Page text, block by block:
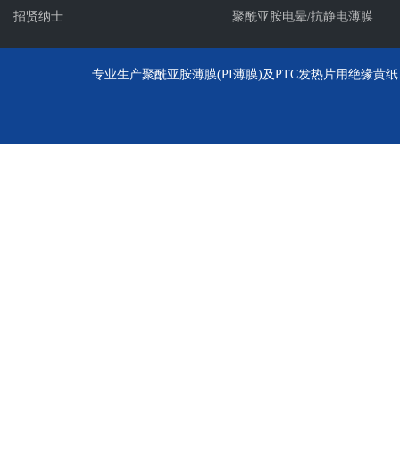
招贤纳士
聚酰亚胺电晕/抗静电薄膜
专业生产聚酰亚胺薄膜(PI薄膜)及PTC发热片用绝缘黄